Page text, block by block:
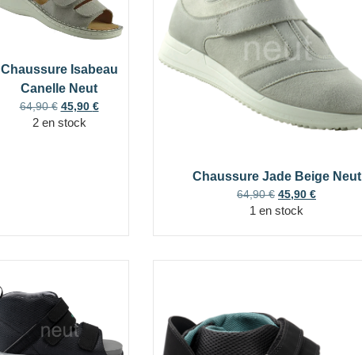
Chaussure Isabeau
Canelle Neut
64,90€ 45,90 €
2 en stock
Chaussure Jade Beige Neut
64,90€ 45,90 €
1 en stock